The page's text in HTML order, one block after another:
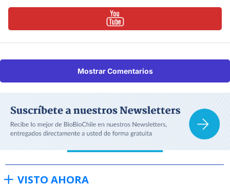
Mostrar Comentarios
VISTO AHORA